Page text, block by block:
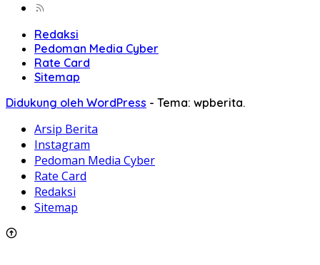
Redaksi
Pedoman Media Cyber
Rate Card
Sitemap
Didukung oleh WordPress - Tema: wpberita.
Arsip Berita
Instagram
Pedoman Media Cyber
Rate Card
Redaksi
Sitemap